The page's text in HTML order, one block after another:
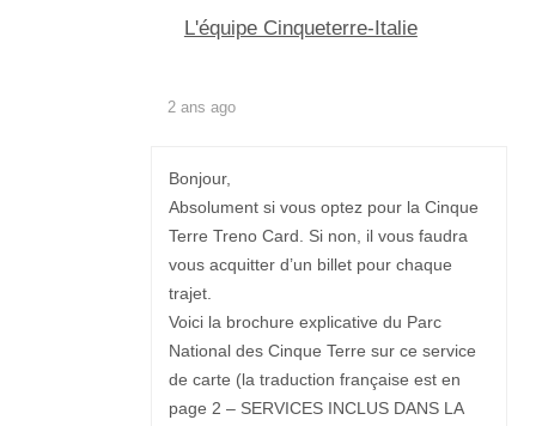
L'équipe Cinqueterre-Italie
2 ans ago
Bonjour,
Absolument si vous optez pour la Cinque
Terre Treno Card. Si non, il vous faudra
vous acquitter d’un billet pour chaque
trajet.
Voici la brochure explicative du Parc
National des Cinque Terre sur ce service
de carte (la traduction française est en
page 2 – SERVICES INCLUS DANS LA